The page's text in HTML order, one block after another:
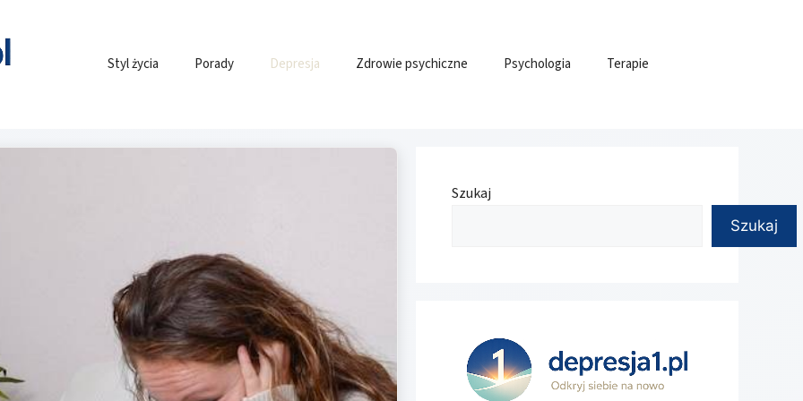
Styl życia Porady Depresja Zdrowie psychiczne Psychologia Terapie
Szukaj
Szukaj